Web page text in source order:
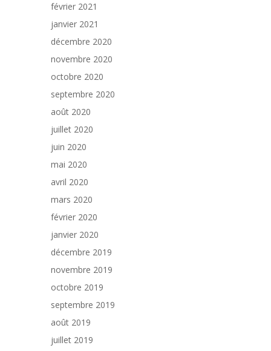
février 2021
janvier 2021
décembre 2020
novembre 2020
octobre 2020
septembre 2020
août 2020
juillet 2020
juin 2020
mai 2020
avril 2020
mars 2020
février 2020
janvier 2020
décembre 2019
novembre 2019
octobre 2019
septembre 2019
août 2019
juillet 2019